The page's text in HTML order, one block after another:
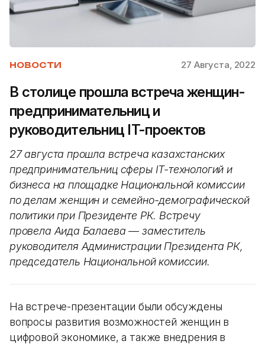
НОВОСТИ 27 Августа, 2022
В столице прошла встреча женщин-
предпринимательниц и
руководительниц IT-проектов
27 августа прошла встреча казахстанских
предпринимательниц сферы IT-технологий и
бизнеса на площадке Национальной комиссии
по делам женщин и семейно-демографической
политики при Президенте РК. Встречу
провела Аида Балаева — заместитель
руководителя Администрации Президента РК,
председатель Национальной комиссии.
На встрече-презентации были обсуждены
вопросы развития возможностей женщин в
цифровой экономике, а также внедрения в